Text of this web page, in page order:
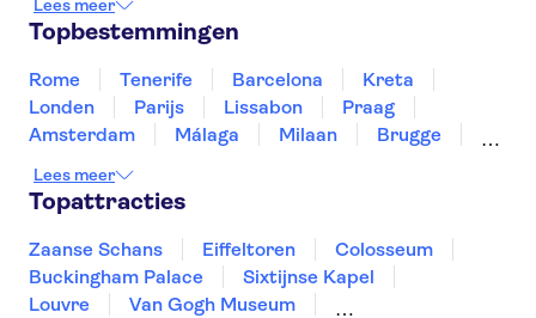
Noorwegen
Portugal
Thailand
Tunesië
Lees meer
Topbestemmingen
Rome Tenerife Barcelona
Kreta
Londen
Parijs Lissabon
Praag
Amsterdam
Málaga Milaan
Brugge
Den Haag
Utrecht
Haarlem
Leiden
Lees meer
Topattracties
Zaanse Schans Eiffeltoren
Colosseum
Buckingham Palace
Sixtijnse Kapel
Louvre
Van Gogh Museum